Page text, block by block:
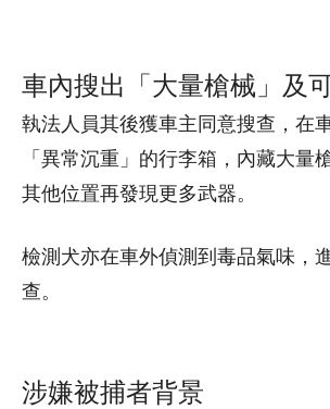
車內搜出「大量槍械」及
執法人員其後獲車主同意搜查，在
「異常沉重」的行李箱，內藏大量
其他位置再發現更多武器。
檢測犬亦在車外偵測到毒品氣味，
查。
涉嫌被捕者背景